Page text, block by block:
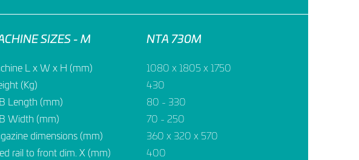
SIZES - M NTA 730M
L x W x H (mm)
1080 x 1805 x 1750
(Kg)
430
Length (mm)
80 - 330
Width (mm)
70 - 250
dimensions (mm)
360 x 320 x 570
rail to front dim. X (mm)
400